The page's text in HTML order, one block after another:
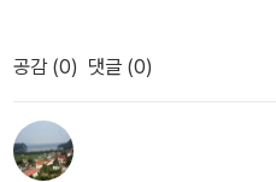
게 소통해야 할까?” 잘못은 하기
을 인지하는 사람도 드물고, 인지
은 새상이 만들어질까. 그런 세상
러분, 저 금동기는 앞선 후보들보
님> 등 꾸준한 사랑을 받고 있는
공약으로 전교 회장이 된 금동기의
기랍니다어린이 선거를 겪어보진
는 소재 속에 적절한 주제의식을
공감 (0) 댓글 (0)